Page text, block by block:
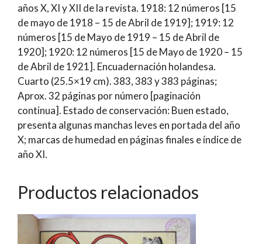
años X, XI y XII de la revista. 1918: 12 números [15
de mayo de 1918 – 15 de Abril de 1919]; 1919: 12
números [15 de Mayo de 1919 – 15 de Abril de
1920]; 1920: 12 números [15 de Mayo de 1920 – 15
de Abril de 1921]. Encuadernación holandesa.
Cuarto (25.5×19 cm). 383, 383 y 383 páginas;
Aprox. 32 páginas por número [paginación
continua]. Estado de conservación: Buen estado,
presenta algunas manchas leves en portada del año
X; marcas de humedad en páginas finales e índice de
año XI.
Productos relacionados